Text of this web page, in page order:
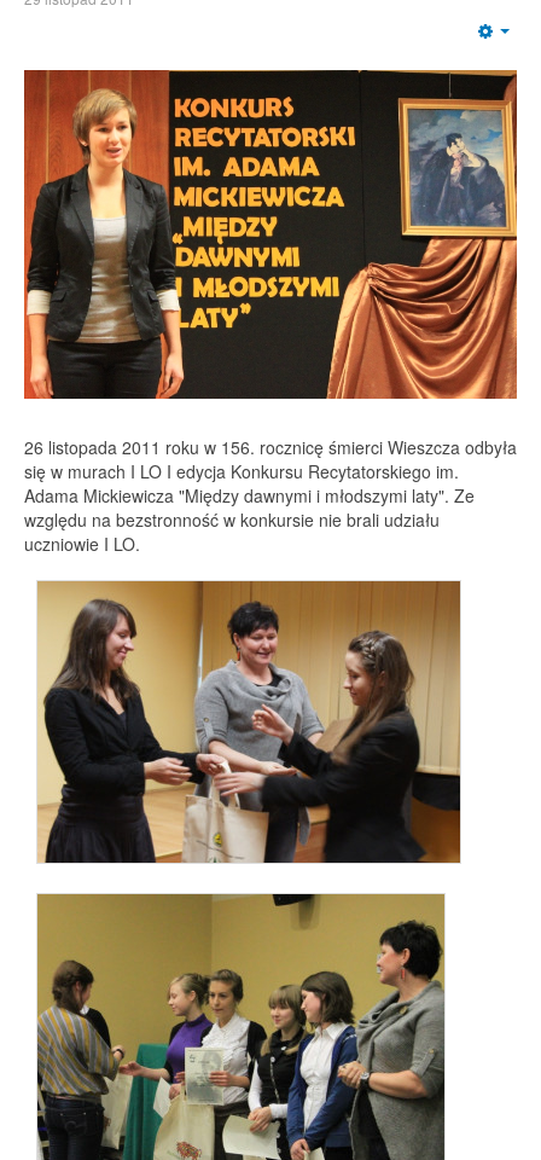
26 listopada 2011 roku w 156. rocznicę śmierci Wieszcza odbyła
się w murach I LO I edycja Konkursu Recytatorskiego im.
Adama Mickiewicza "Między dawnymi i młodszymi laty". Ze
względu na bezstronność w konkursie nie brali udziału
uczniowie I LO.